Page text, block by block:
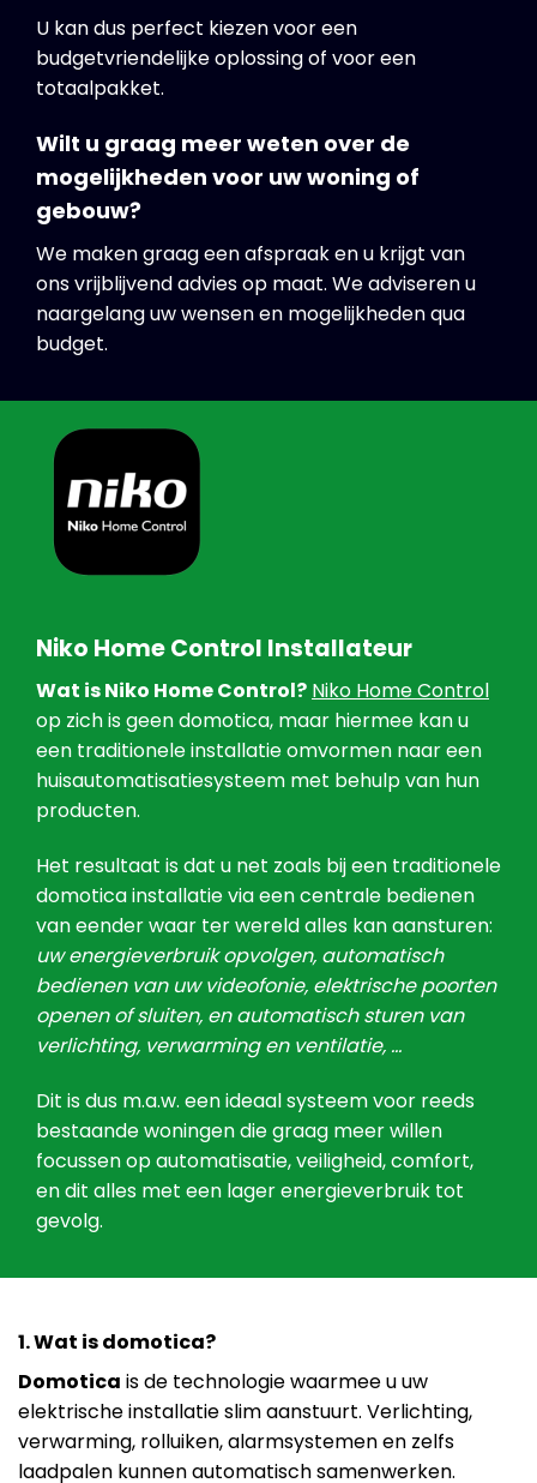
U kan dus perfect kiezen voor een
budgetvriendelijke oplossing of voor een
totaalpakket.
Wilt u graag meer weten over de
mogelijkheden voor uw woning of
gebouw?
We maken graag een afspraak en u krijgt van
ons vrijblijvend advies op maat. We adviseren u
naargelang uw wensen en mogelijkheden qua
budget.
Niko Home Control Installateur
Wat is Niko Home Control? Niko Home Control
op zich is geen domotica, maar hiermee kan u
een traditionele installatie omvormen naar een
huisautomatisatiesysteem met behulp van hun
producten.
Het resultaat is dat u net zoals bij een traditionele
domotica installatie via een centrale bedienen
van eender waar ter wereld alles kan aansturen:
uw energieverbruik opvolgen, automatisch
bedienen van uw videofonie, elektrische poorten
openen of sluiten, en automatisch sturen van
verlichting, verwarming en ventilatie, …
Dit is dus m.a.w. een ideaal systeem voor reeds
bestaande woningen die graag meer willen
focussen op automatisatie, veiligheid, comfort,
en dit alles met een lager energieverbruik tot
gevolg.
1. Wat is domotica?
Domotica is de technologie waarmee u uw
elektrische installatie slim aanstuurt. Verlichting,
verwarming, rolluiken, alarmsystemen en zelfs
laadpalen kunnen automatisch samenwerken.